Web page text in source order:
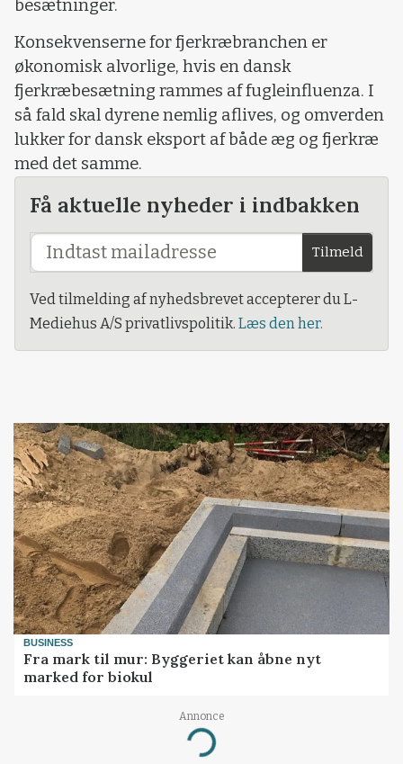
besætninger.
Konsekvenserne for fjerkræbranchen er
økonomisk alvorlige, hvis en dansk
fjerkræbesætning rammes af fugleinfluenza. I
så fald skal dyrene nemlig aflives, og omverden
lukker for dansk eksport af både æg og fjerkræ
med det samme.
Få aktuelle nyheder i indbakken
Tilmeld
Ved tilmelding af nyhedsbrevet accepterer du L-
Mediehus A/S privatlivspolitik. Læs den her.
BUSINESS
Fra mark til mur: Byggeriet kan åbne nyt
marked for biokul
Annonce